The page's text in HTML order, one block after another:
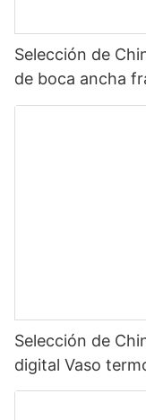
Selección de
de boca ancha
botella de agua
Selección de
digital Vaso
inteligente de